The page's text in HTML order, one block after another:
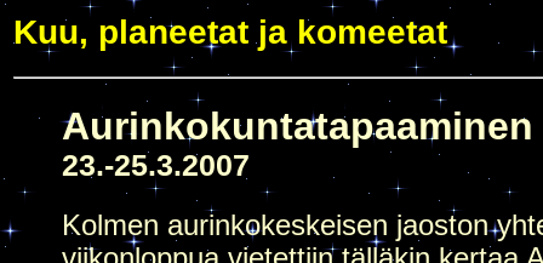
Kuu, planeetat ja komeetat
Aurinkokuntatapaaminen
23.-25.3.2007
Kolmen aurinkokeskeisen jaoston